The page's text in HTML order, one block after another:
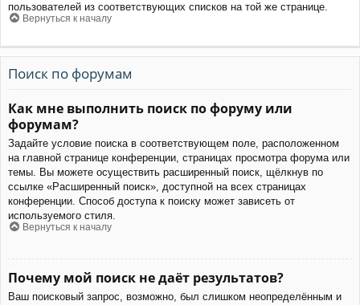
пользователей из соответствующих списков на той же странице.
Вернуться к началу
Поиск по форумам
Как мне выполнить поиск по форуму или
форумам?
Задайте условие поиска в соответствующем поле, расположенном
на главной странице конференции, страницах просмотра форума или
темы. Вы можете осуществить расширенный поиск, щёлкнув по
ссылке «Расширенный поиск», доступной на всех страницах
конференции. Способ доступа к поиску может зависеть от
используемого стиля.
Вернуться к началу
Почему мой поиск не даёт результатов?
Ваш поисковый запрос, возможно, был слишком неопределённым и